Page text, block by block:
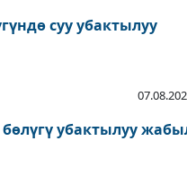
суу убактылуу
убактылуу